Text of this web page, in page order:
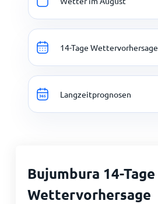
14-Tage Wettervorhersage
Langzeitprognosen
Bujumbura 14-Tage
Wettervorhersage